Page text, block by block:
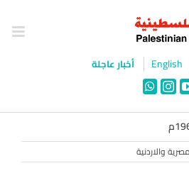
English أخبار عاجلة
YouTube
Instagram
WhatsApp
والاردنية